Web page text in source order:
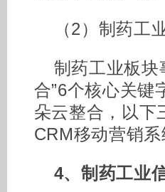
（2）制药工
制药工业板块
合”6个核心关键
朵云整合，以下
CRM移动营销
4、制药工业